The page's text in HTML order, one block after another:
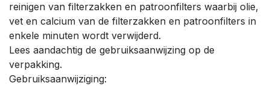
reinigen van filterzakken en patroonfilters waarbij olie,
vet en calcium van de filterzakken en patroonfilters in
enkele minuten wordt verwijderd.
Lees aandachtig de gebruiksaanwijzing op de
verpakking.
Gebruiksaanwijziging: